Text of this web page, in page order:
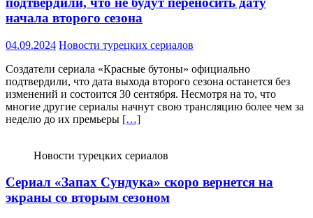
начала второго сезона
04.09.2024 Новости турецких сериалов
Создатели сериала «Красные бутоны» официально
подтвердили, что дата выхода второго сезона останется без
изменений и состоится 30 сентября. Несмотря на то, что
многие другие сериалы начнут свою трансляцию более чем за
неделю до их премьеры […]
Новости турецких сериалов
Сериал «Запах Сундука» скоро вернется на
экраны со вторым сезоном